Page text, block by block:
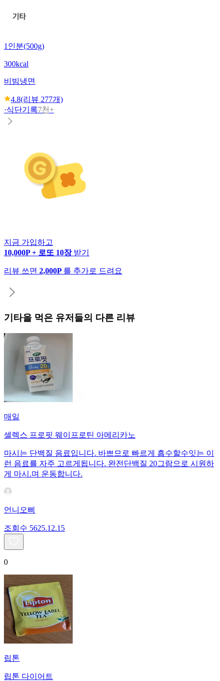
1인분(500g)
300kcal
비빔냉면
4.8(리뷰 277개)
·식단기록7천+
지금 가입하고
10,000P + 로또 10장 받기
리뷰 쓰면 2,000P 를 추가로 드려요
기타을 먹은 유저들의 다른 리뷰
매일
셀렉스 프로핏 웨이프로틴 아메리카노
마시는 단백질 음료입니다. 바쁘므로 빠르게 흡수할수잇는 이
런 음료를 자주 고르게됩니다. 완전단백질 20그람으로 시원하
게 마시.며 운동합니다.
언니오삐
조회수 5625.12.15
0
립톤
립톤 다이어트